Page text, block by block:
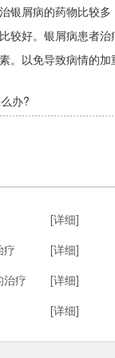
银屑病的药物比较
较好。银屑病患者
。以免导致病情的
办?
[详细]
疗
[详细]
治疗
[详细]
[详细]